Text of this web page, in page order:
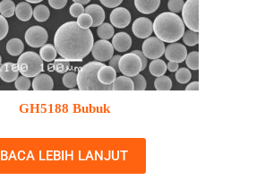
GH5188 Bubuk
BACA LEBIH LANJUT